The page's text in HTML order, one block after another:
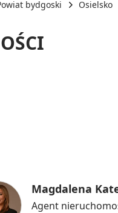
bydgoski Osielsko
Magdalena
Agent